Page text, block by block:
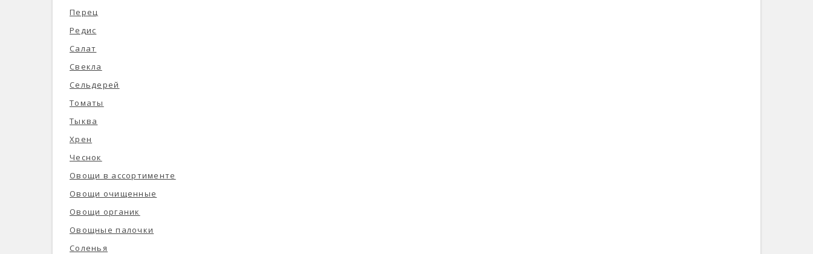
Перец
Редис
Салат
Свекла
Сельдерей
Томаты
Тыква
Хрен
Чеснок
Овощи в ассортименте
Овощи очищенные
Овощи органик
Овощные палочки
Соленья